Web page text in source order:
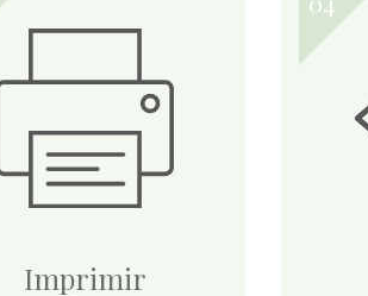
Imprimir